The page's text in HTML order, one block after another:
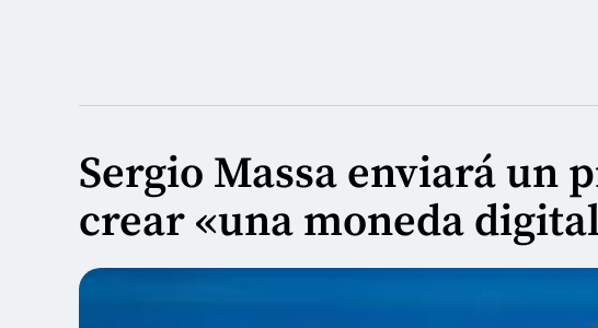
Sergio Massa enviará un
crear «una moneda